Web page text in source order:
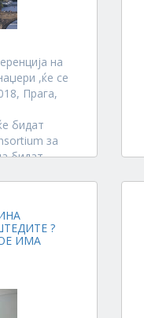
на
,ќе се
Прага,
бидат
за
бидат
?
ИМА